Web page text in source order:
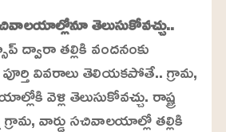
తెలుసుకోవచ్చు..
ద్వారా తల్లికి వందనంకు
వివరాలు తెలియకపోతే.. గ్రామ,
వెళ్లి తెలుసుకోవచ్చు. రాష్ట్ర
గ్రామ, వార్డు సచివాలయాల్లో తల్లికి